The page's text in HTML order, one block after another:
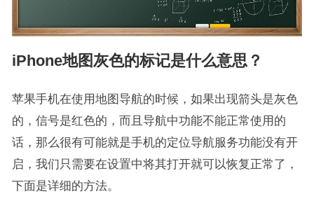
iPhone地图灰色的标记是什么意思？
苹果手机在使用地图导航的时候，如果出现箭头是灰色
的，信号是红色的，而且导航中功能不能正常使用的
话，那么很有可能就是手机的定位导航服务功能没有开
启，我们只需要在设置中将其打开就可以恢复正常了，
下面是详细的方法。